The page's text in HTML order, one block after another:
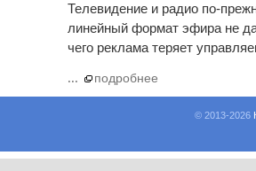
Телевидение и радио по-
линейный формат эфира не
чего реклама теряет
... подробнее
© 2013-2026